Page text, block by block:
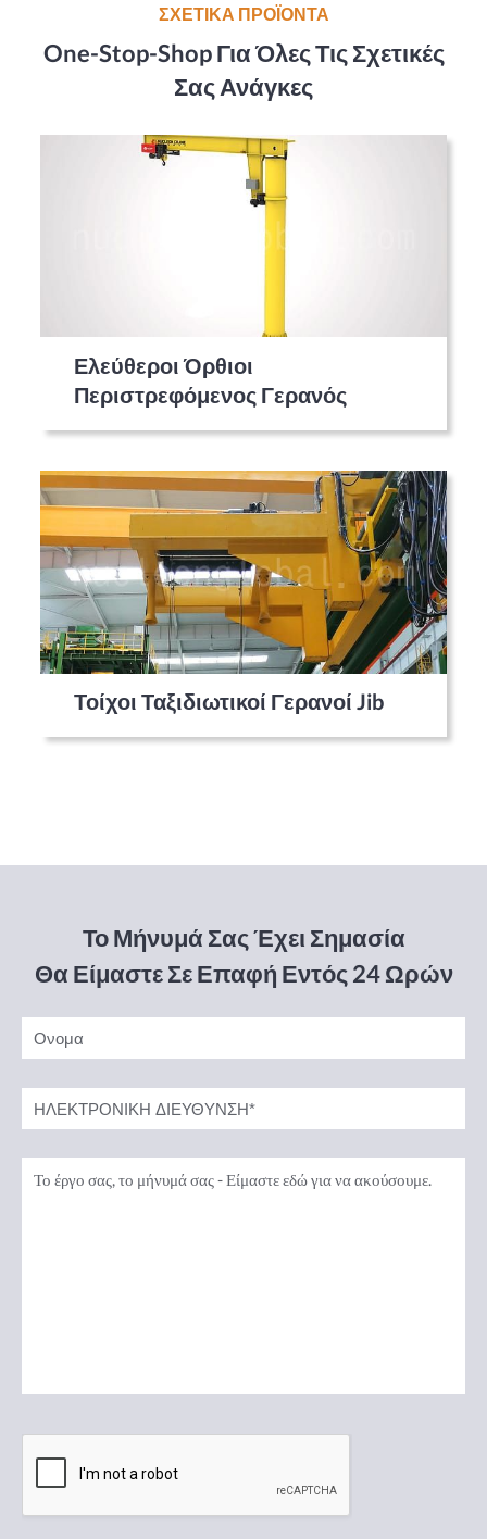
ΣΧΕΤΙΚΑ ΠΡΟΪΟΝΤΑ
One-Stop-Shop Για Όλες Τις Σχετικές
Σας Ανάγκες
Ελεύθεροι Όρθιοι
Περιστρεφόμενος Γερανός
Τοίχοι Ταξιδιωτικοί Γερανοί Jib
Το Μήνυμά Σας Έχει Σημασία
Θα Είμαστε Σε Επαφή Εντός 24 Ωρών